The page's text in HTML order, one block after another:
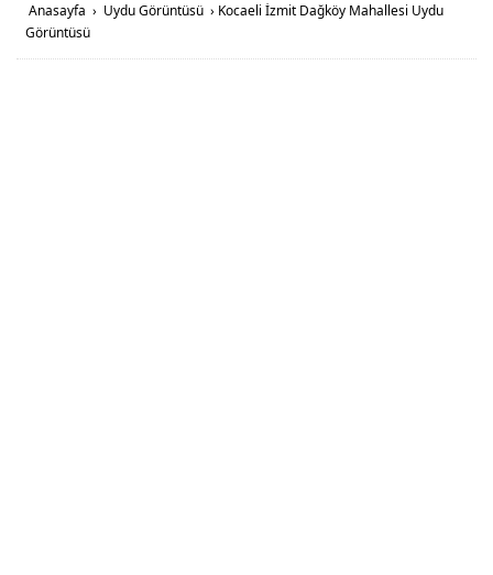
Anasayfa › Uydu Görüntüsü › Kocaeli İzmit Dağköy Mahallesi Uydu
Görüntüsü